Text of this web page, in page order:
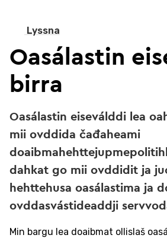
Lyssna
Oasálastin
birra
Oasálastin eiseválddi lea
mii ovddida čađaheami
dahkat go mii ovddidit ja
hehttehusa oasálastima ja
ovddasvástideaddji
Min bargu lea doaibmat ollislaš